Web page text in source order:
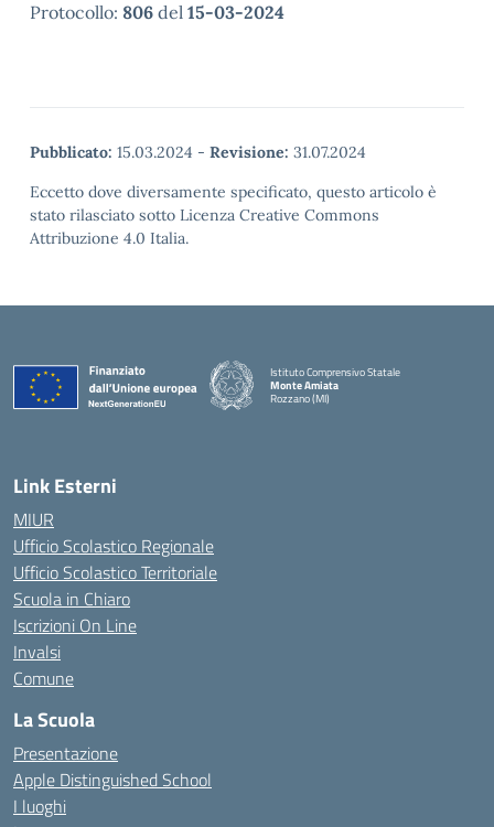
Protocollo: 806 del 15-03-2024
Pubblicato: 15.03.2024 - Revisione: 31.07.2024
Eccetto dove diversamente specificato, questo articolo è
stato rilasciato sotto Licenza Creative Commons
Attribuzione 4.0 Italia.
Istituto Comprensivo Statale
Monte Amiata
Rozzano (MI)
Link Esterni
MIUR
Ufficio Scolastico Regionale
Ufficio Scolastico Territoriale
Scuola in Chiaro
Iscrizioni On Line
Invalsi
Comune
La Scuola
Presentazione
Apple Distinguished School
I luoghi